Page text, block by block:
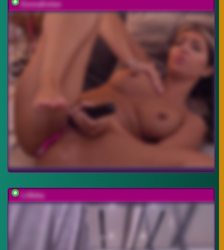
EmmaEmber
LiiBaby